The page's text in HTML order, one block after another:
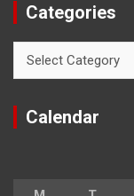
Categories
Calendar